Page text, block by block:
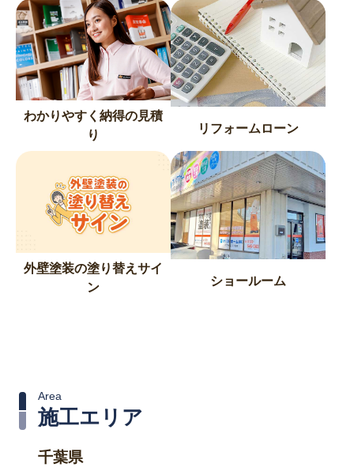
わかりやすく納得の見積
り
リフォームローン
外壁塗装の塗り替えサイ
ン
ショールーム
施工エリア
Area
千葉県